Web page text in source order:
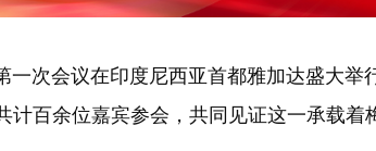
会议在印度尼西亚首都雅加达盛大举
百余位嘉宾参会，共同见证这一承载着